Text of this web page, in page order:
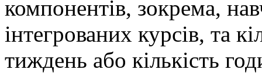
компонентів, зокрема,
інтегрованих курсів, та
тиждень або кількість